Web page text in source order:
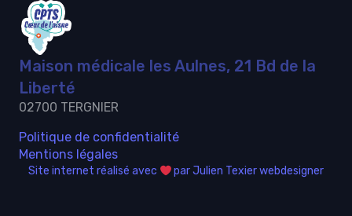
Maison médicale les Aulnes, 21 Bd de la
Liberté
02700 TERGNIER
Politique de confidentialité
Mentions légales
Site internet réalisé avec par Julien Texier webdesigner